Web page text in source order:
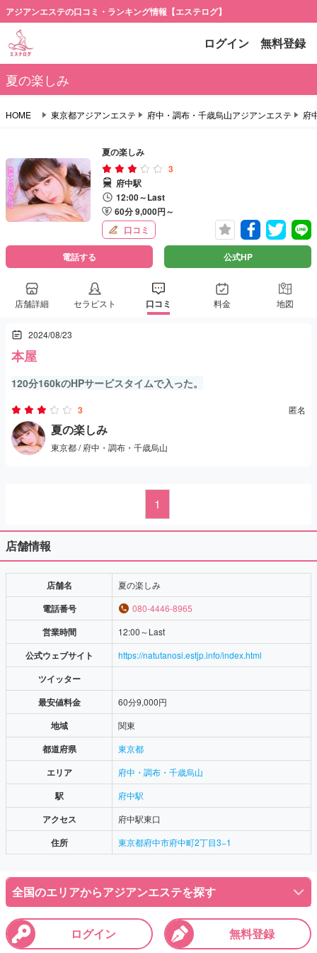
アジアンエステの口コミ・ランキング情報【エステログ】
ログイン 無料登録
夏の楽しみ
HOME 東京都アジアンエステ 府中・調布・千歳烏山アジアンエステ 府
夏の楽しみ
3
府中駅
12:00～Last
60分 9,000円～
口コミ
電話する 公式HP
店舗詳細 セラピスト 口コミ 料金 地図
2024/08/23
本屋
120分160kのHPサービスタイムで入った。
やってくれた女の子はDカップ
マッサージもその他も気持ちよかった。
とても満足した。
3 匿名
夏の楽しみ
東京都 / 府中・調布・千歳烏山
1
店舗情報
店舗名 夏の楽しみ
電話番号 080-4446-8965
営業時間 12:00～Last
公式ウェブサイト https://natutanosi.estjp.info/index.html
ツイッター
最安値料金
60分9,000円
地域 関東
都道府県 東京都
エリア 府中・調布・千歳烏山
駅 府中駅
アクセス 府中駅東口
住所 東京都府中市府中町2丁目3−1
全国のエリアからアジアンエステを探す
ログイン 無料登録